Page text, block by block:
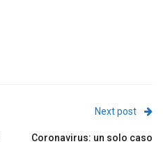
Next post
Coronavirus: un solo caso